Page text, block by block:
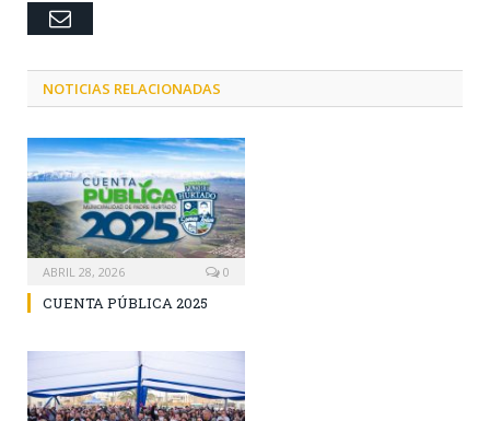
Email
NOTICIAS RELACIONADAS
ABRIL 28, 2026 0
CUENTA PÚBLICA 2025